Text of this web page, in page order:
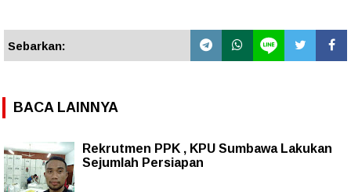
Sebarkan:
BACA LAINNYA
Rekrutmen PPK , KPU Sumbawa Lakukan
Sejumlah Persiapan